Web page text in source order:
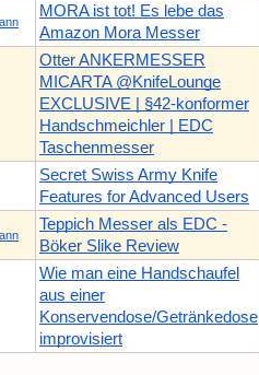
MORA ist tot! Es lebe das
Amazon Mora Messer
Otter ANKERMESSER
MICARTA @KnifeLounge
EXCLUSIVE | §42-konformer
Handschmeichler | EDC
Taschenmesser
Secret Swiss Army Knife
Features for Advanced Users
Teppich Messer als EDC -
Böker Slike Review
Wie man eine Handschaufel
aus einer
Konservendose/Getränkedose
improvisiert